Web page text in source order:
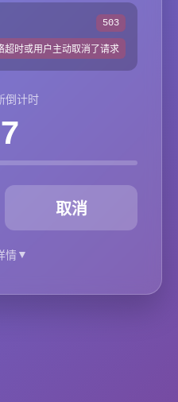
503
超时或用户主动取消了请求
倒计时
取消
情▼